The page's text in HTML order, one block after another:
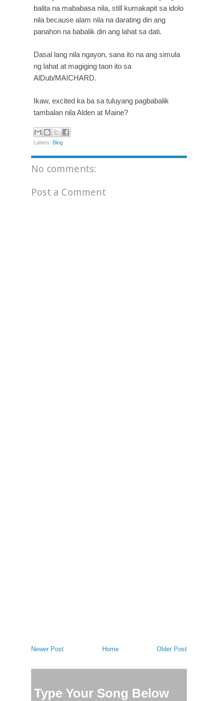
balita na mababasa nila, still kumakapit sa idolo
nila because alam nila na darating din ang
panahon na babalik din ang lahat sa dati.
Dasal lang nila ngayon, sana ito na ang simula
ng lahat at magiging taon ito sa
AlDub/MAICHARD.
Ikaw, excited ka ba sa tuluyang pagbabalik
tambalan nila Alden at Maine?
Labels: Blog
No comments:
Post a Comment
Newer Post Older Post
Home
Type Your Song Below